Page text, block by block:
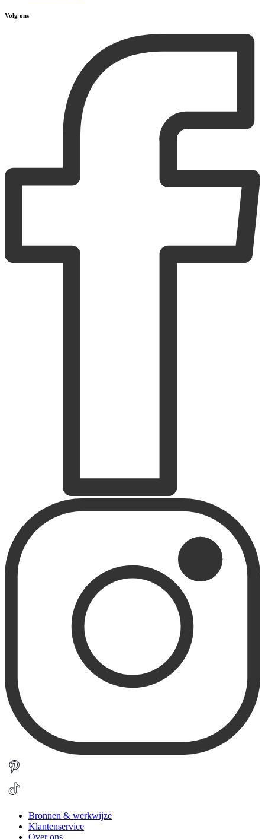
Volg ons
Bronnen & werkwijze
Klantenservice
Over ons